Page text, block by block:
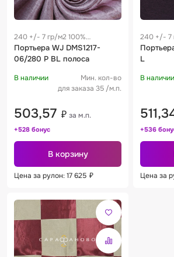
240 +/- 7 гр/м2 100%
полиэстер
Портьера WJ DMS1217-
06/280 P BL полоса
В наличии
Мин. кол-во
для заказа 35 /м.п.
503,57 ₽ за м.п.
+528 бонус
В корзину
Цена за рулон: 17 625 ₽
240 +/- 7
Портьера ZG 104-35/280
L
В наличии
+536
Цена за